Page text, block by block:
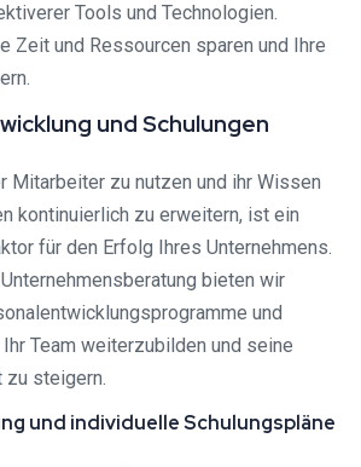
Tools und Technologien.
Zeit und Ressourcen sparen und Ihre
und Schulungen
Mitarbeiter zu nutzen und ihr Wissen
kontinuierlich zu erweitern, ist ein
für den Erfolg Ihres Unternehmens.
Unternehmensberatung bieten wir
und
Ihr Team weiterzubilden und seine
zu steigern.
und individuelle Schulungspläne